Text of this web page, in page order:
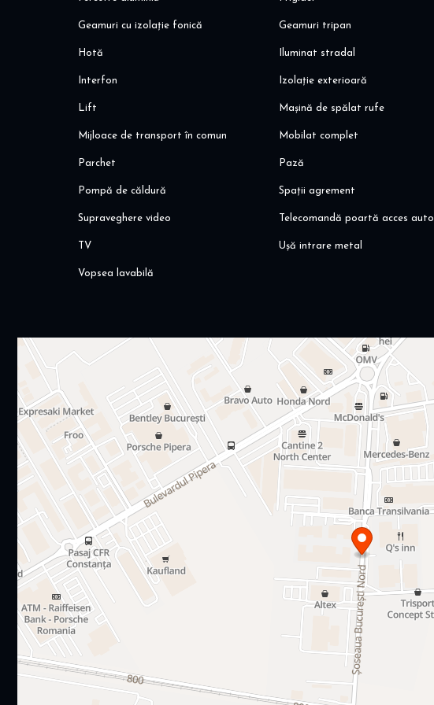
- 600 m, 9 min de mers pe jos, pana la sala fitness World Class
bazin de inot, salon, etc
- unitati de invatamant private & de stat
Pentru mai multe oferte, va invit aici: dinoiuimobiliare.ro
Geamuri cu izolație fonică Geamuri tripan
Hotă Iluminat stradal
Interfon Izolație exterioară
Lift Mașină de spălat rufe
Mijloace de transport în comun Mobilat complet
Parchet Pază
Pompă de căldură Spații agrement
Supraveghere video Telecomandă poartă acces auto
TV Ușă intrare metal
Vopsea lavabilă